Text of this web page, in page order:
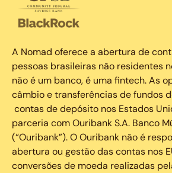
A Nomad oferece a abertura de
pessoas brasileiras não residentes
não é um banco, é uma fintech. As
câmbio e transferências de fundos
contas de depósito nos Estados
parceria com Ouribank S.A. Banco
(“Ouribank”). O Ouribank não é
abertura ou gestão das contas nos
conversões de moeda realizadas